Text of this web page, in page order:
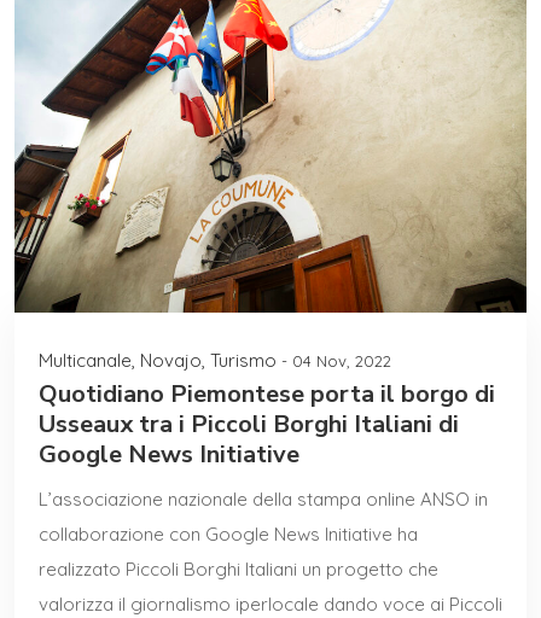
Multicanale Novajo Turismo - 04 Nov, 2022
Quotidiano Piemontese porta il borgo di
Usseaux tra i Piccoli Borghi Italiani di
Google News Initiative
L’associazione nazionale della stampa online ANSO in
collaborazione con Google News Initiative ha
realizzato Piccoli Borghi Italiani un progetto che
valorizza il giornalismo iperlocale dando voce ai Piccoli